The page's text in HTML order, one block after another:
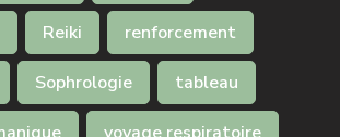
Reiki renforcement
Sophrologie tableau